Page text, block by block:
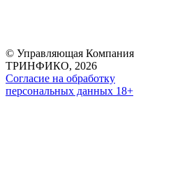
© Управляющая Компания
ТРИНФИКО, 2026
Согласие на обработку
персональных данных 18+